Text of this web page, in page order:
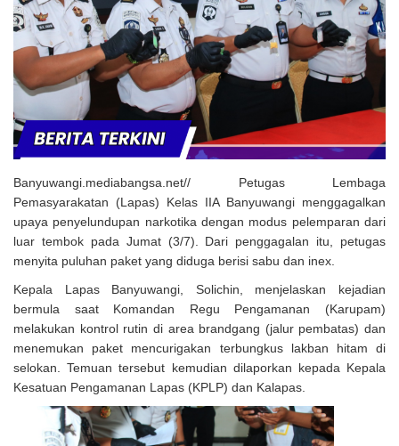
Uji Coba Program NADI JKN
Banyuwangi.mediabangsa.net// Petugas Lembaga
Pemasyarakatan (Lapas) Kelas IIA Banyuwangi menggagalkan
upaya penyelundupan narkotika dengan modus pelemparan dari
luar tembok pada Jumat (3/7). Dari penggagalan itu, petugas
menyita puluhan paket yang diduga berisi sabu dan inex.
Kepala Lapas Banyuwangi, Solichin, menjelaskan kejadian
bermula saat Komandan Regu Pengamanan (Karupam)
melakukan kontrol rutin di area brandgang (jalur pembatas) dan
menemukan paket mencurigakan terbungkus lakban hitam di
selokan. Temuan tersebut kemudian dilaporkan kepada Kepala
Kesatuan Pengamanan Lapas (KPLP) dan Kalapas.